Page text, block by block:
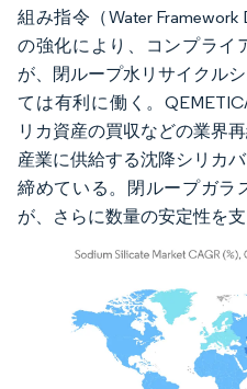
組み指令（Water
の強化により、コンプライ
が、閉ループ水リサイクル
ては有利に働く。
リカ資産の買収などの業界
産業に供給する沈降シリカ
締めている。閉ループガラ
が、さらに数量の安定性を支